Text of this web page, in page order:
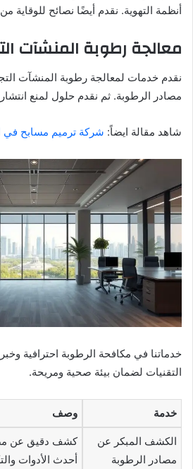
أنظمة التهوية. نقدم أيضًا نصائح للوقاية
معالجة رطوبة المنشآت
نقدم خدمات لمعالجة رطوبة المنشآت
مصادر الرطوبة. ثم نقدم حلول لمنع
شاهد مقالة ايضاً: شركة ترميم مسابح في
خدماتنا في مكافحة الرطوبة احترافية
التقنيات لضمان بيئة صحية ومريحة.
خدمة وصف
الكشف المبكر عن
مصادر الرطوبة
كشف دقيق عن
أحدث الأدوات